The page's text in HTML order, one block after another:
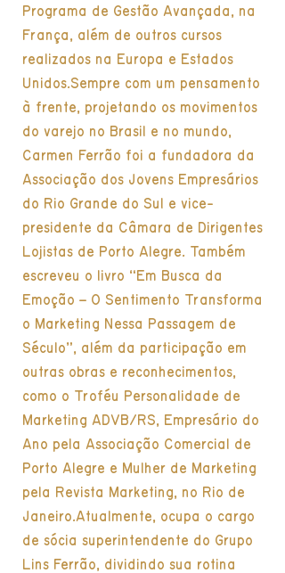
Programa de Gestão Avançada, na
França, além de outros cursos
realizados na Europa e Estados
Unidos.Sempre com um pensamento
à frente, projetando os movimentos
do varejo no Brasil e no mundo,
Carmen Ferrão foi a fundadora da
Associação dos Jovens Empresários
do Rio Grande do Sul e vice-
presidente da Câmara de Dirigentes
Lojistas de Porto Alegre. Também
escreveu o livro “Em Busca da
Emoção – O Sentimento Transforma
o Marketing Nessa Passagem de
Século”, além da participação em
outras obras e reconhecimentos,
como o Troféu Personalidade de
Marketing ADVB/RS, Empresário do
Ano pela Associação Comercial de
Porto Alegre e Mulher de Marketing
pela Revista Marketing, no Rio de
Janeiro.Atualmente, ocupa o cargo
de sócia superintendente do Grupo
Lins Ferrão, dividindo sua rotina